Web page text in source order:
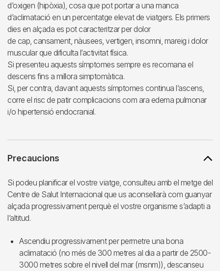
d’oxigen (hipòxia), cosa que pot portar a una manca
d’aclimatació en un percentatge elevat de viatgers. Els primers
dies en alçada es pot caracteritzar per dolor
de cap, cansament, nàusees, vertigen, insomni, mareig i dolor
muscular que dificulta l’activitat física.
Si presenteu aquests símptomes sempre es recomana el
descens fins a millora simptomàtica.
Si, per contra, davant aquests símptomes continua l’ascens,
corre el risc de patir complicacions com ara edema pulmonar
i/o hipertensió endocranial.
Precaucions
Si podeu planificar el vostre viatge, consulteu amb el metge del
Centre de Salut Internacional que us aconsellarà com guanyar
alçada progressivament perquè el vostre organisme s’adapti a
l’altitud.
Ascendiu progressivament per permetre una bona
aclimatació (no més de 300 metres al dia a partir de 2500-
3000 metres sobre el nivell del mar (msnm)), descanseu